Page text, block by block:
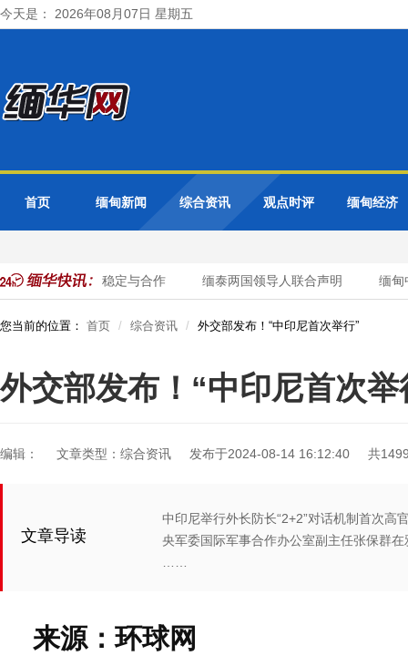
今天是： 2026年08月07日 星期五
首页 缅甸新闻 综合资讯 观点时评 缅甸经济
重点讨论边境稳定与合作 缅泰两国领导人联合声明 缅甸
您当前的位置： 首页 综合资讯 外交部发布！“中印尼首次举行”
外交部发布！“中印尼首次举
编辑： 文章类型：综合资讯 发布于2024-08-14 16:12:40 共
文章导读
中印尼举行外长防长“2+2”对话机制首次
央军委国际军事合作办公室副主任张保群
来源：环球网